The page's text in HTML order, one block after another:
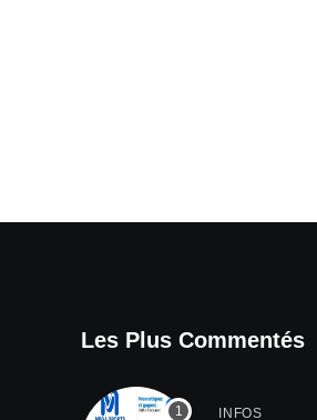
Les Plus Commentés
INFOS